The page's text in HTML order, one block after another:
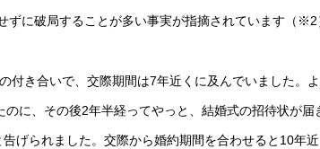
に破局することが多い事実が指摘されています（※2
付き合いで、交際期間は7年近くに及んでいました。よ
に、その後2年半経ってやっと、結婚式の招待状が届
げられました。交際から婚約期間を合わせると10年近